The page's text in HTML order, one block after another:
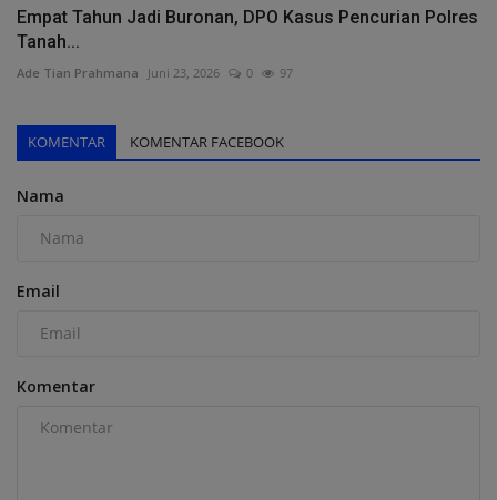
Empat Tahun Jadi Buronan, DPO Kasus Pencurian Polres
Tanah...
Ade Tian Prahmana Juni 23, 2026 0 97
KOMENTAR KOMENTAR FACEBOOK
Nama
Email
Komentar